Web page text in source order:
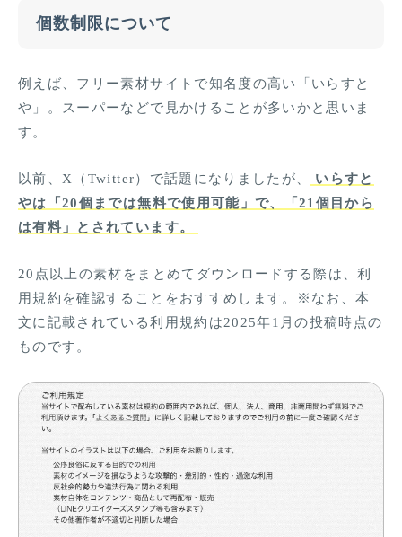
個数制限について
例えば、フリー素材サイトで知名度の高い「いらすと
や」。スーパーなどで見かけることが多いかと思いま
す。
以前、X（Twitter）で話題になりましたが、
いらすと
やは「20個までは無料で使用可能」で、「21個目から
は有料」とされています。
20点以上の素材をまとめてダウンロードする際は、利
用規約を確認することをおすすめします。※なお、本
文に記載されている利用規約は2025年1月の投稿時点の
ものです。